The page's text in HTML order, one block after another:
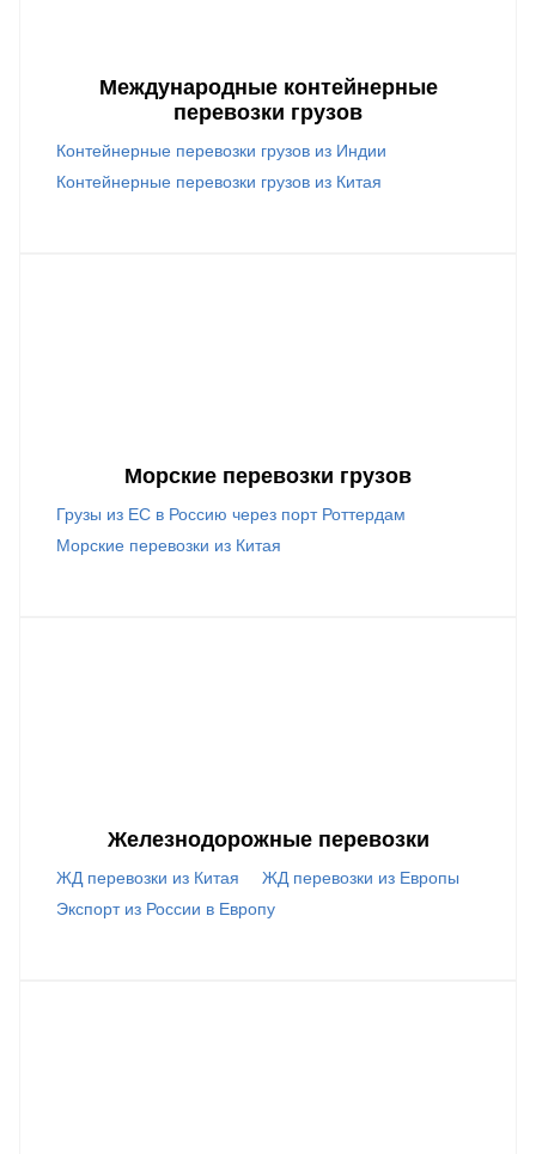
Международные контейнерные
перевозки грузов
Контейнерные перевозки грузов из Индии
Контейнерные перевозки грузов из Китая
Морские перевозки грузов
Грузы из ЕС в Россию через порт Роттердам
Морские перевозки из Китая
Железнодорожные перевозки
ЖД перевозки из Китая
ЖД перевозки из Европы
Экспорт из России в Европу